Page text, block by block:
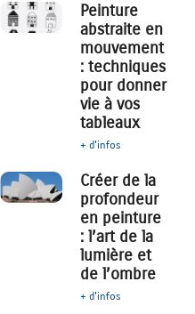
Peinture
abstraite en
mouvement
: techniques
pour donner
vie à vos
tableaux
+ d'infos
Créer de la
profondeur
en peinture
: l’art de la
lumière et
de l’ombre
+ d'infos